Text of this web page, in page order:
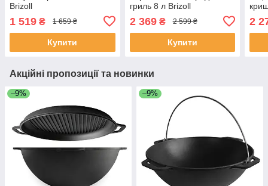
Brizoll
1 519 ₴ 1 659 ₴
Купити
гриль 8 л Brizoll
2 369₴ 2 599 ₴
Купити
2
Акційні пропозиції та новинки
–9% –9%